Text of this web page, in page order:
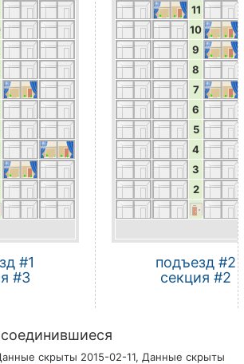
#1
#3
11
10
9
8
7
6
5
4
3
2
подъезд #2
секция #2
скрыты 2015-02-11, Данные скрыты